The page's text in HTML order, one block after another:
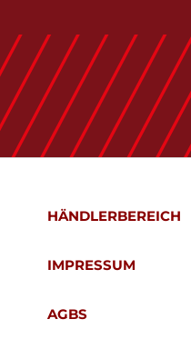
HÄNDLERBEREICH
IMPRESSUM
AGBS